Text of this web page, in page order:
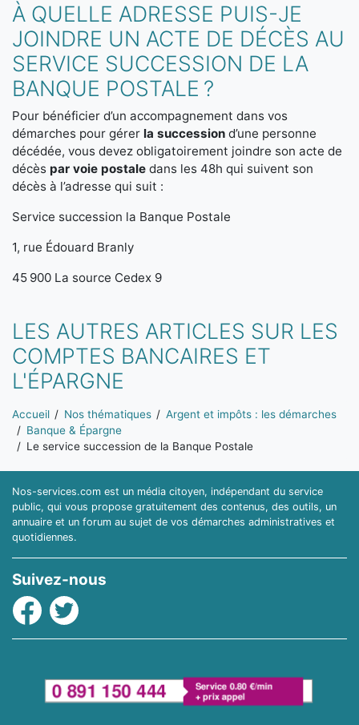
À QUELLE ADRESSE PUIS-JE
JOINDRE UN ACTE DE DÉCÈS AU
SERVICE SUCCESSION DE LA
BANQUE POSTALE ?
Pour bénéficier d’un accompagnement dans vos
démarches pour gérer la succession d’une personne
décédée, vous devez obligatoirement joindre son acte de
décès par voie postale dans les 48h qui suivent son
décès à l’adresse qui suit :
Service succession la Banque Postale
1, rue Édouard Branly
45 900 La source Cedex 9
LES AUTRES ARTICLES SUR LES
COMPTES BANCAIRES ET
L'ÉPARGNE
Vous êtes ici:
Accueil Nos thématiques
Argent et impôts : les démarches
Banque & Épargne
Le service succession de la Banque Postale
Nos-services.com est un média citoyen, indépendant du service
public, qui vous propose gratuitement des contenus, des outils, un
annuaire et un forum au sujet de vos démarches administratives et
quotidiennes.
Suivez-nous
Facebook
Twitter